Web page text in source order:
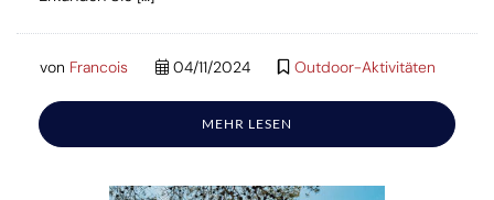
von Francois 04/11/2024 Outdoor-Aktivitäten
MEHR LESEN